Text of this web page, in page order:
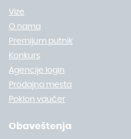
Vize
O nama
Premijum putnik
Konkurs
Agencije login
Prodajna mesta
Poklon vaučer
Obaveštenja